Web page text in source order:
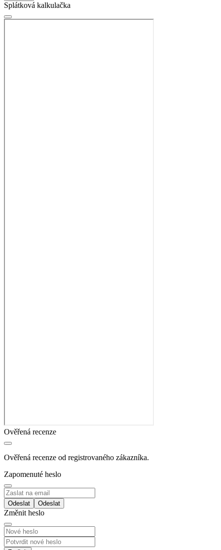
Splátková kalkulačka
Ověřená recenze
Ověřená recenze od registrovaného zákazníka.
Zapomenuté heslo
Odeslat
Změnit heslo